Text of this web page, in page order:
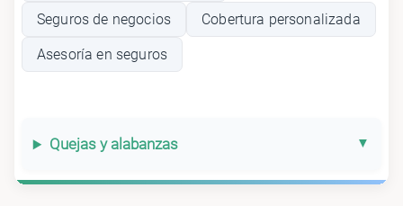
Seguros de negocios Cobertura personalizada
Asesoría en seguros
Quejas y alabanzas